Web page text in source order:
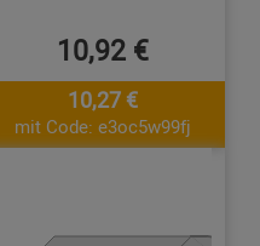
10,92 €
10,27 €
mit Code: e3oc5w99fj